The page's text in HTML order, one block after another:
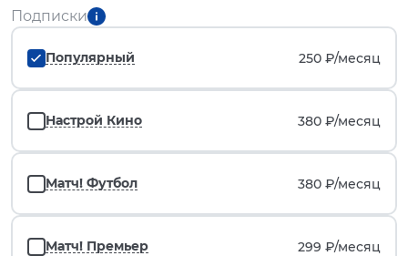
Подписки
Популярный 250 ₽/месяц
Настрой Кино 380 ₽/месяц
Матч! Футбол 380 ₽/месяц
Матч! Премьер 299 ₽/месяц